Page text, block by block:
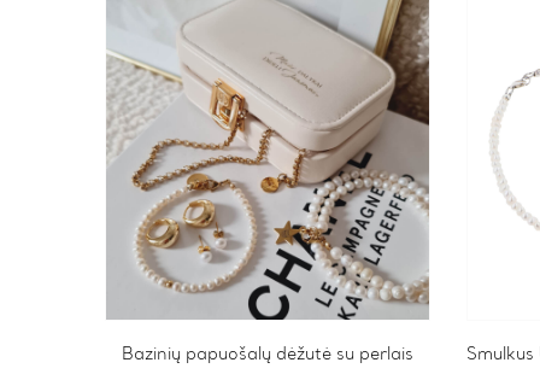
Bazinių papuošalų dėžutė su perlais
Smulkus